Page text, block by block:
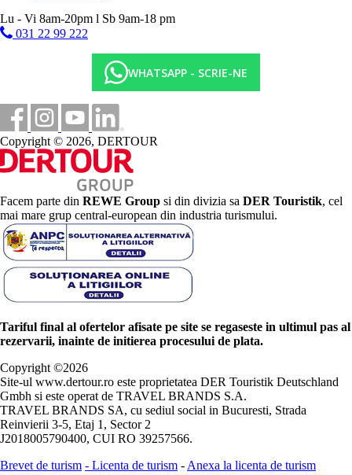
Lu - Vi 8am-20pm l Sb 9am-18 pm
031 22 99 222
WHATSAPP - SCRIE-NE
Copyright © 2026, DERTOUR
Facem parte din REWE Group si din divizia sa DER Touristik, cel
mai mare grup central-european din industria turismului.
Tariful final al ofertelor afisate pe site se regaseste in ultimul pas al
rezervarii, inainte de initierea procesului de plata.
Copyright ©2026
Site-ul www.dertour.ro este proprietatea DER Touristik Deutschland
Gmbh si este operat de TRAVEL BRANDS S.A.
TRAVEL BRANDS SA, cu sediul social in Bucuresti, Strada
Reinvierii 3-5, Etaj 1, Sector 2
J2018005790400, CUI RO 39257566.
Brevet de turism - Licenta de turism - Anexa la licenta de turism